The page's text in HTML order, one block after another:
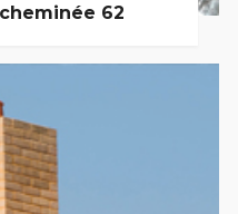
62